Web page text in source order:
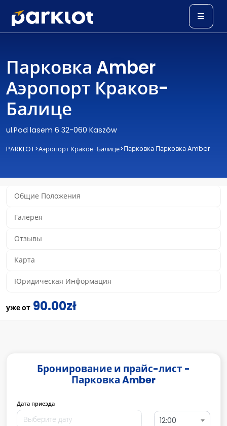
Парковка Amber
Аэропорт Краков-
Балице
ul.Pod lasem 6 32-060 Kaszów
PARKLOT>Аэропорт Краков-Балице>Парковка Парковка Amber
Общие Положения
Галерея
Отзывы
Карта
Юридическая Информация
уже от 90.00zł
Бронирование и прайс-лист -
Парковка Amber
Дата приезда
12:00